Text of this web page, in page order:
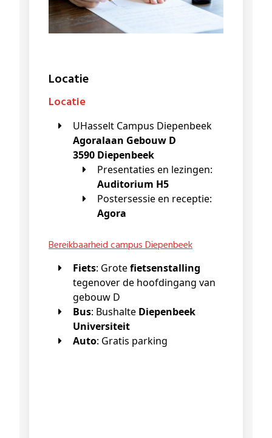
Locatie
Locatie
UHasselt Campus Diepenbeek
Agoralaan Gebouw D
3590 Diepenbeek
Presentaties en lezingen:
Auditorium H5
Postersessie en receptie:
Agora
Bereikbaarheid campus Diepenbeek
Fiets: Grotefietsenstalling
tegenover de hoofdingang van
gebouw D
Bus: Bushalte Diepenbeek
Universiteit
Auto: Gratis parking